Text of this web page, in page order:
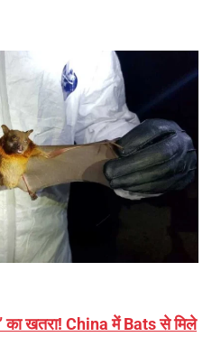
खतरा! China में Bats से मिले